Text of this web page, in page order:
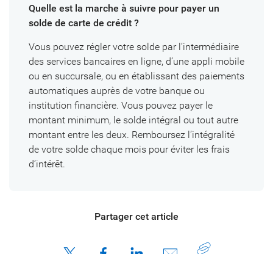
Quelle est la marche à suivre pour payer un
solde de carte de crédit ?
Vous pouvez régler votre solde par l’intermédiaire
des services bancaires en ligne, d’une appli mobile
ou en succursale, ou en établissant des paiements
automatiques auprès de votre banque ou
institution financière. Vous pouvez payer le
montant minimum, le solde intégral ou tout autre
montant entre les deux. Remboursez l’intégralité
de votre solde chaque mois pour éviter les frais
d’intérêt.
Partager cet article